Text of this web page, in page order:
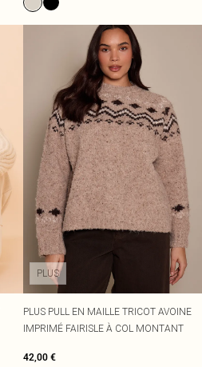
PLUS
PLUS PULL EN MAILLE TRICOT AVOINE
IMPRIMÉ FAIRISLE À COL MONTANT
42,00 €